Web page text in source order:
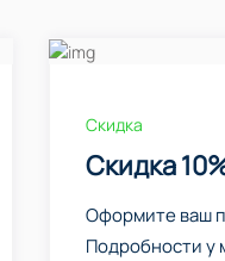
Скидка
Скидка
Оформите ваш
Подробности у